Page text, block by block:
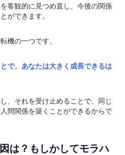
客観的に見つめ直し、今後の関係
ができます。
機の一つです。
で、あなたは大きく成長できるは
、それを受け止めることで、同じ
間関係を築くことができるからで
は？もしかしてモラハ